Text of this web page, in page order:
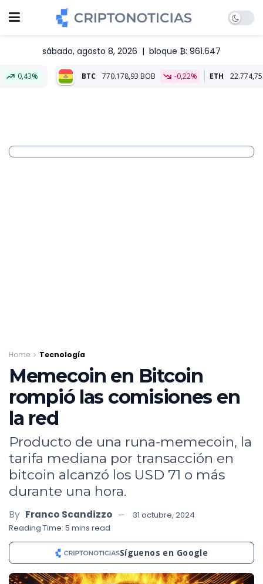
sábado, agosto 8, 2026 | bloque ₿: 961.647
BTC 770.178,93 BOB -0,22% ETH 22.774,75 BOB -0,18%
Home Tecnología
Memecoin en Bitcoin
rompió las comisiones en
la red
Producto de una runa-memecoin, la
tarifa mediana por transacción en
bitcoin alcanzó los USD 71 o más
durante una hora.
By Franco Scandizzo
31 octubre, 2024
Reading Time: 5 mins read
Síguenos en Google